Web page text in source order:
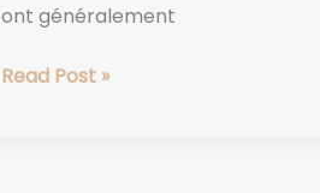
ont généralement
Read Post »